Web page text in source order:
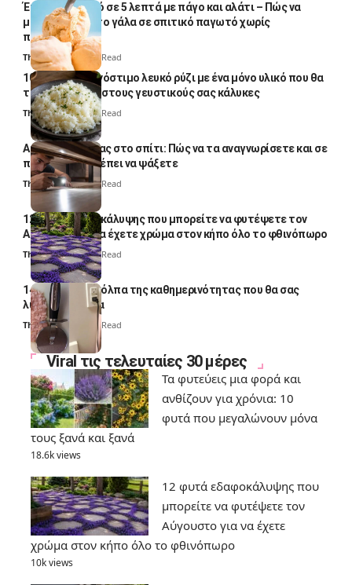
Έτοιμο παγωτό σε 5 λεπτά με πάγο και αλάτι – Πώς να
μετατρέψετε το γάλα σε σπιτικό παγωτό χωρίς
παγωτομηχανή
Thali Ombre 4 Min Read
10 φορές ποιο νόστιμο λευκό ρύζι με ένα μόνο υλικό που θα
το απογειώσει στους γευστικούς σας κάλυκες
Thali Ombre4 Min Read
Αυγά κατσαρίδας στο σπίτι: Πώς να τα αναγνωρίσετε και σε
ποια σημεία πρέπει να ψάξετε
Thali Ombre4 Min Read
12 φυτά εδαφοκάλυψης που μπορείτε να φυτέψετε τον
Αύγουστο για να έχετε χρώμα στον κήπο όλο το φθινόπωρο
Thali Ombre7 Min Read
14 πανέξυπνα κόλπα της καθημερινότητας που θα σας
λύσουν τα χέρια
Thali Ombre 6 Min Read
Viral τις τελευταίες 30 μέρες
Τα φυτεύεις μια φορά και
ανθίζουν για χρόνια: 10
φυτά που μεγαλώνουν μόνα
τους ξανά και ξανά
18.6k views
12 φυτά εδαφοκάλυψης που
μπορείτε να φυτέψετε τον
Αύγουστο για να έχετε
χρώμα στον κήπο όλο το φθινόπωρο
10k views